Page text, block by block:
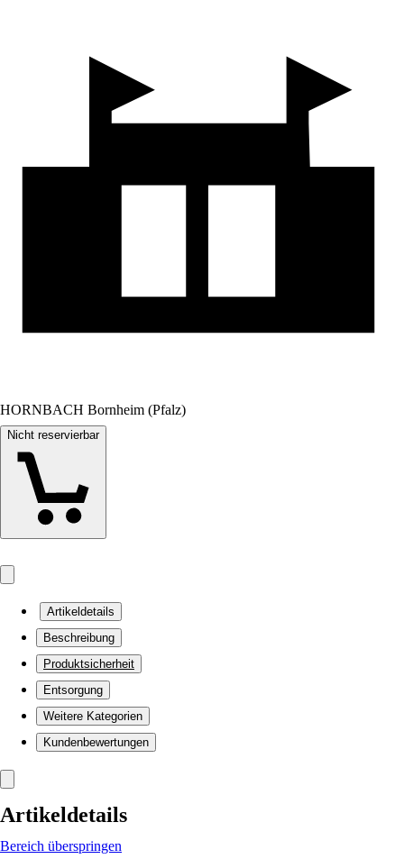
HORNBACH Bornheim (Pfalz)
Nicht reservierbar
Artikeldetails
Beschreibung
Produktsicherheit
Entsorgung
Weitere Kategorien
Kundenbewertungen
Artikeldetails
Bereich überspringen